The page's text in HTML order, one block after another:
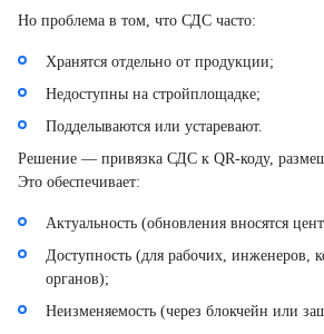
Но проблема в том, что СДС часто:
Хранятся отдельно от продукции;
Недоступны на стройплощадке;
Подделываются или устаревают.
Решение — привязка СДС к QR-коду,
Это обеспечивает:
Актуальность (обновления вносятся
Доступность (для рабочих, инженеров,
органов);
Неизменяемость (через блокчейн или